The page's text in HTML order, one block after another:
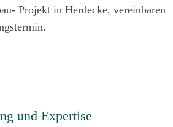
Projekt in Herdecke, vereinbaren
und Expertise